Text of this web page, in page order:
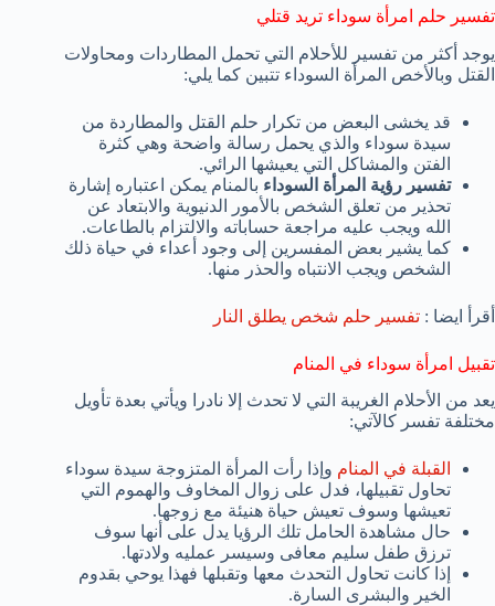
تفسير حلم امرأة سوداء تريد قتلي
يوجد أكثر من تفسير للأحلام التي تحمل المطاردات ومحاولات
القتل وبالأخص المرأة السوداء تتبين كما يلي:
قد يخشى البعض من تكرار حلم القتل والمطاردة من
سيدة سوداء والذي يحمل رسالة واضحة وهي كثرة
الفتن والمشاكل التي يعيشها الرائي.
تفسير رؤية المرأة السوداء بالمنام يمكن اعتباره إشارة
تحذير من تعلق الشخص بالأمور الدنيوية والابتعاد عن
الله ويجب عليه مراجعة حساباته والالتزام بالطاعات.
كما يشير بعض المفسرين إلى وجود أعداء في حياة ذلك
الشخص ويجب الانتباه والحذر منها.
أقرأ ايضا : تفسير حلم شخص يطلق النار
تقبيل امرأة سوداء في المنام
يعد من الأحلام الغريبة التي لا تحدث إلا نادرا ويأتي بعدة تأويل
مختلفة تفسر كالآتي:
القبلة في المنام وإذا رأت المرأة المتزوجة سيدة سوداء
تحاول تقبيلها، فدل على زوال المخاوف والهموم التي
تعيشها وسوف تعيش حياة هنيئة مع زوجها.
حال مشاهدة الحامل تلك الرؤيا يدل على أنها سوف
ترزق طفل سليم معافى وسيسر عمليه ولادتها.
إذا كانت تحاول التحدث معها وتقبلها فهذا يوحي بقدوم
الخير والبشرى السارة.